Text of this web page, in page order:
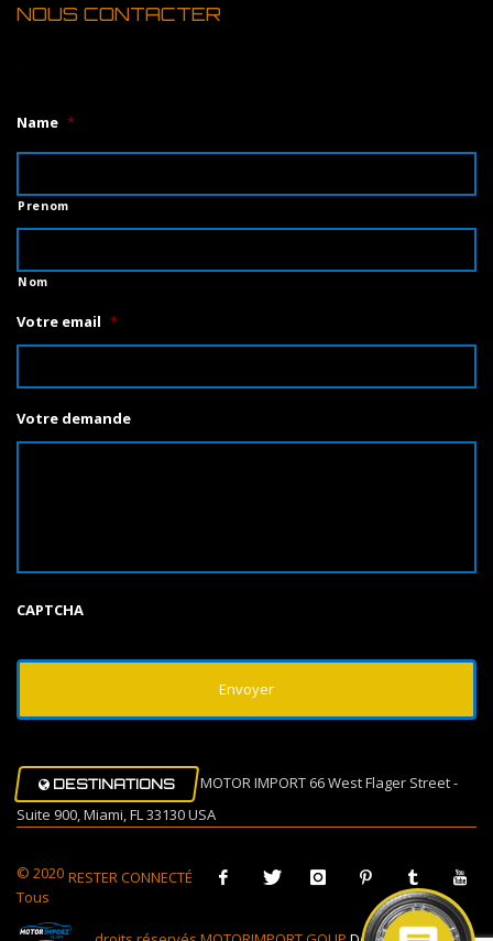
NOUS CONTACTER
Name *
Prenom
Nom
Votre email *
Votre demande
CAPTCHA
DESTINATIONS
MOTOR IMPORT 66 West Flager Street -
Suite 900, Miami, FL 33130 USA
RESTER CONNECTÉ
© 2020
Tous